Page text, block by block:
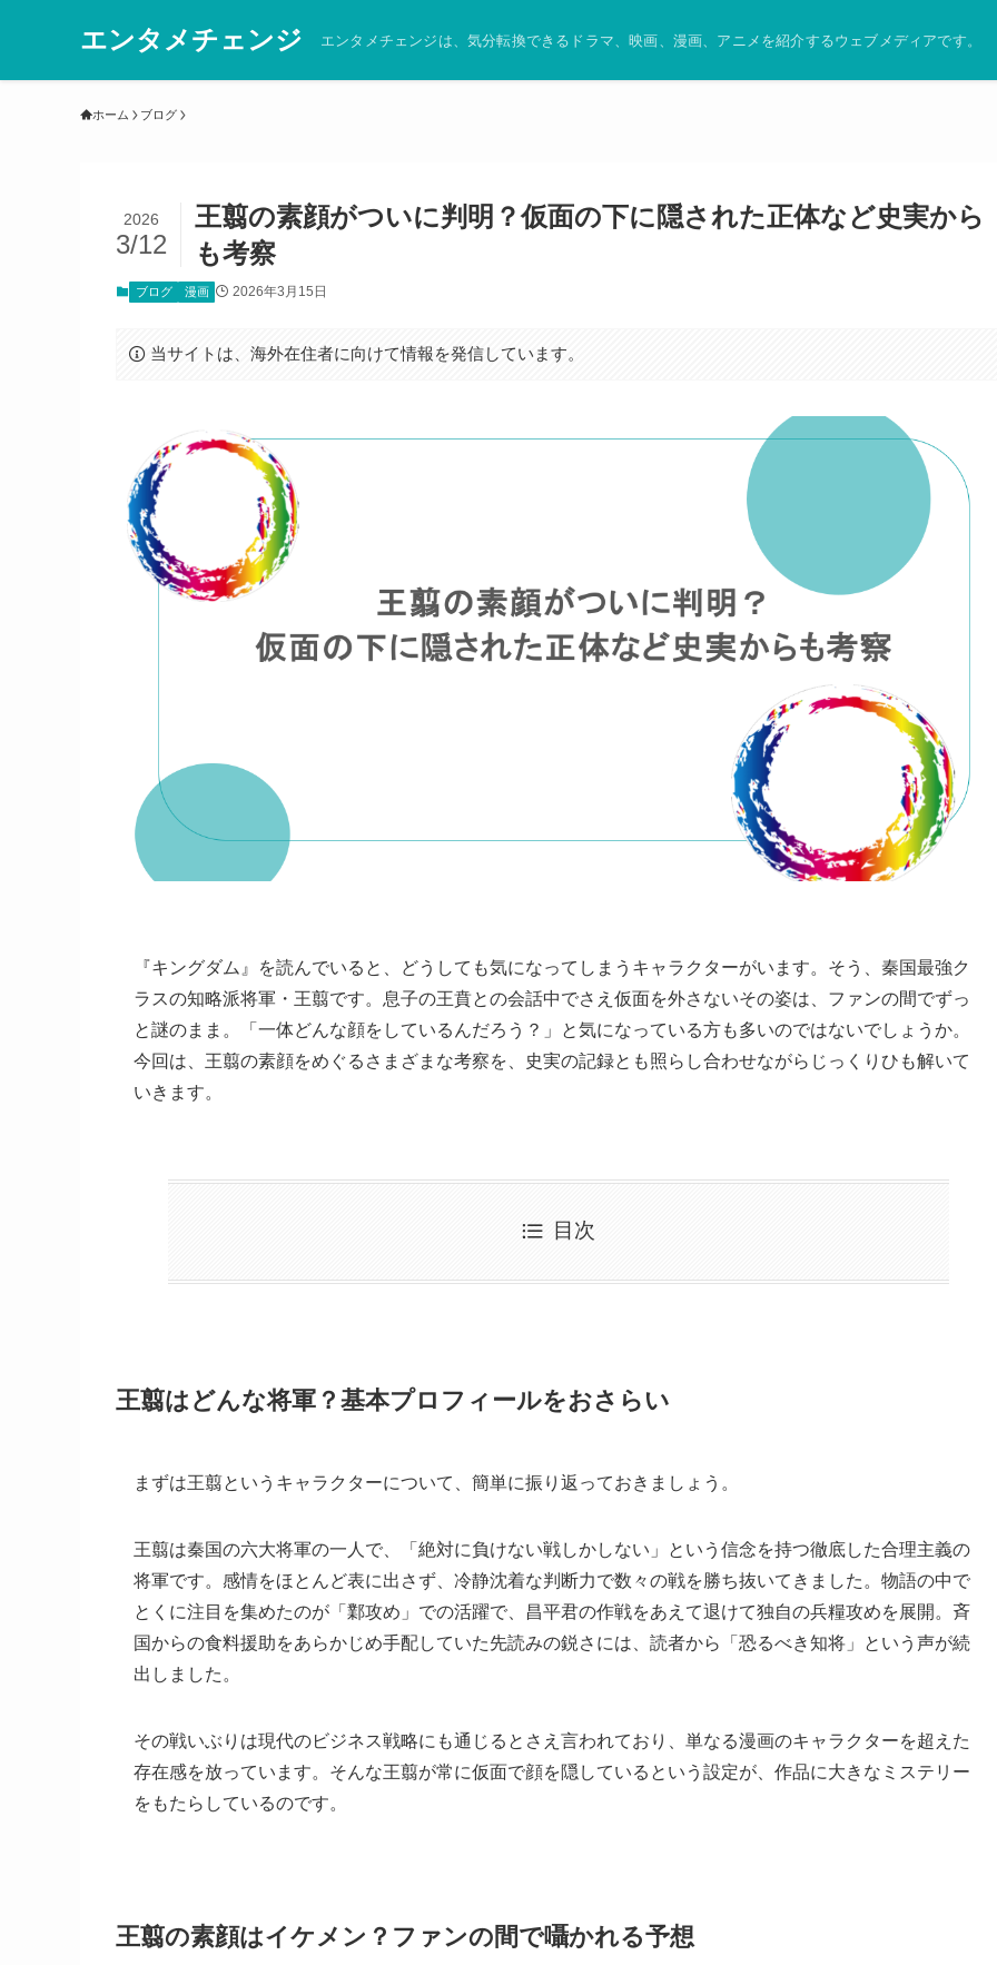
エンタメチェンジ エンタメチェンジは、気分転換できるドラマ、映画、漫画、アニメを紹介するウェブメディアです。
ホーム ブログ
王翦の素顔がついに判明？仮面の下に隠された正体など史実から
も考察
2026
3/12
ブログ 漫画 2026年3月15日
当サイトは、海外在住者に向けて情報を発信しています。
『キングダム』を読んでいると、どうしても気になってしまうキャラクターがいます。そう、秦国最強ク
ラスの知略派将軍・王翦です。息子の王賁との会話中でさえ仮面を外さないその姿は、ファンの間でずっ
と謎のまま。「一体どんな顔をしているんだろう？」と気になっている方も多いのではないでしょうか。
今回は、王翦の素顔をめぐるさまざまな考察を、史実の記録とも照らし合わせながらじっくりひも解いて
いきます。
目次
王翦はどんな将軍？基本プロフィールをおさらい
まずは王翦というキャラクターについて、簡単に振り返っておきましょう。
王翦は秦国の六大将軍の一人で、「絶対に負けない戦しかしない」という信念を持つ徹底した合理主義の
将軍です。感情をほとんど表に出さず、冷静沈着な判断力で数々の戦を勝ち抜いてきました。物語の中で
とくに注目を集めたのが「鄴攻め」での活躍で、昌平君の作戦をあえて退けて独自の兵糧攻めを展開。斉
国からの食料援助をあらかじめ手配していた先読みの鋭さには、読者から「恐るべき知将」という声が続
出しました。
その戦いぶりは現代のビジネス戦略にも通じるとさえ言われており、単なる漫画のキャラクターを超えた
存在感を放っています。そんな王翦が常に仮面で顔を隠しているという設定が、作品に大きなミステリー
をもたらしているのです。
王翦の素顔はイケメン？ファンの間で囁かれる予想